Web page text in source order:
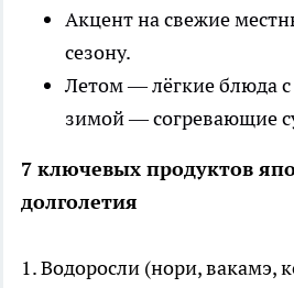
Акцент на свежие
сезону.
Летом — лёгкие блюда
зимой — согревающие
7 ключевых продуктов
долголетия
1. Водоросли (нори, вакамэ,